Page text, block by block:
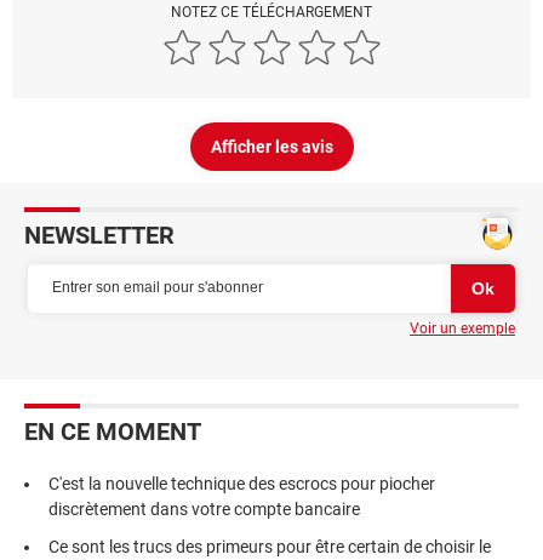
NOTEZ CE TÉLÉCHARGEMENT
Afficher les avis
NEWSLETTER
Voir un exemple
EN CE MOMENT
C'est la nouvelle technique des escrocs pour piocher
discrètement dans votre compte bancaire
Ce sont les trucs des primeurs pour être certain de choisir le